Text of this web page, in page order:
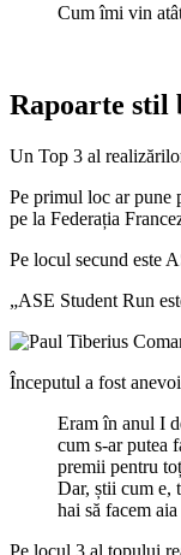
Cum îmi vin
Rapoarte stil
Un Top 3 al
Pe primul loc ar pune
pe la Federația
Pe locul secund este
„ASE Student Run
Începutul a fost
Eram în anul I
cum s-ar putea
premii pentru
Dar, știi cum e,
hai să facem aia
Pe locul 3 al topului